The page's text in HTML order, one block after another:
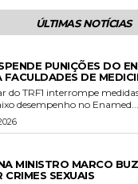
ÚLTIMAS NOTÍCIAS
PUNIÇÕES DO
FACULDADES DE
do TRF1 interrompe
desempenho no Enamed...
MINISTRO MARCO
CRIMES SEXUAIS